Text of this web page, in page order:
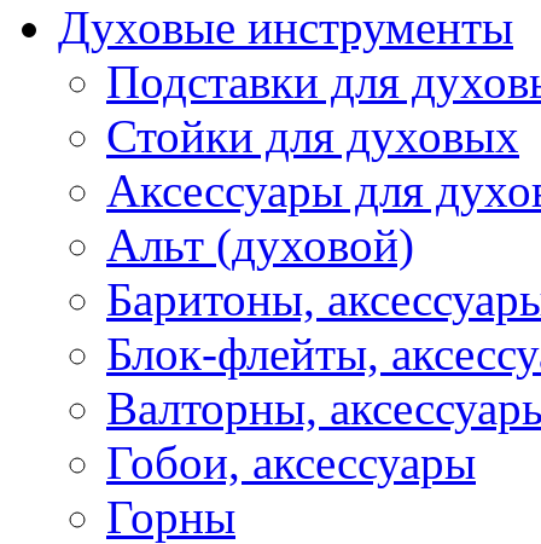
Духовые инструменты
Подставки для
Стойки для духовых
Аксессуары для
Альт (духовой)
Баритоны,
Блок-флейты,
Валторны,
Гобои, аксессуары
Горны